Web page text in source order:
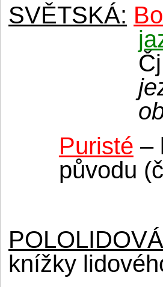
SVĚTSKÁ:
Puristé –
původu
knížky